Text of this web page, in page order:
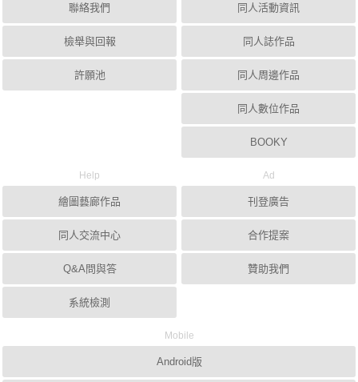
聯絡我們
檢舉與回報
許願池
同人活動資訊
同人誌作品
同人周邊作品
同人數位作品
BOOKY
Help
繪圖藝廊作品
同人交流中心
Q&A問與答
系統檢測
Ad
刊登廣告
合作提案
贊助我們
Mobile
Android版